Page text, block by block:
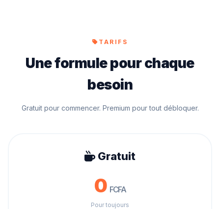
TARIFS
Une formule pour chaque
besoin
Gratuit pour commencer. Premium pour tout débloquer.
Gratuit
0 FCFA
Pour toujours